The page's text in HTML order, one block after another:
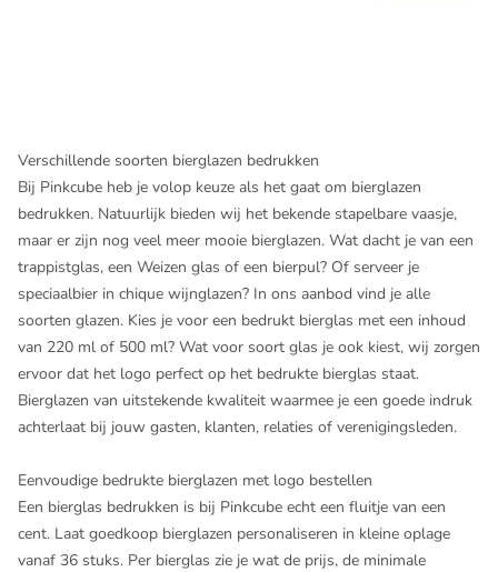
Verschillende soorten bierglazen bedrukken
Bij Pinkcube heb je volop keuze als het gaat om bierglazen
bedrukken. Natuurlijk bieden wij het bekende stapelbare vaasje,
maar er zijn nog veel meer mooie bierglazen. Wat dacht je van een
trappistglas, een Weizen glas of een bierpul? Of serveer je
speciaalbier in chique wijnglazen? In ons aanbod vind je alle
soorten glazen. Kies je voor een bedrukt bierglas met een inhoud
van 220 ml of 500 ml? Wat voor soort glas je ook kiest, wij zorgen
ervoor dat het logo perfect op het bedrukte bierglas staat.
Bierglazen van uitstekende kwaliteit waarmee je een goede indruk
achterlaat bij jouw gasten, klanten, relaties of verenigingsleden.
Eenvoudige bedrukte bierglazen met logo bestellen
Een bierglas bedrukken is bij Pinkcube echt een fluitje van een
cent. Laat goedkoop bierglazen personaliseren in kleine oplage
vanaf 36 stuks. Per bierglas zie je wat de prijs, de minimale